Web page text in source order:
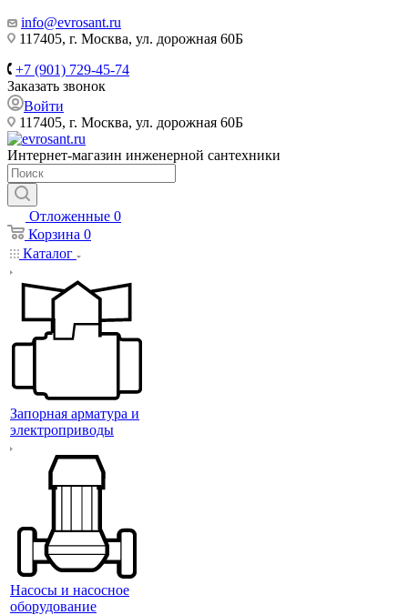
info@evrosant.ru
117405, г. Москва, ул. дорожная 60Б
+7 (901) 729-45-74
Заказать звонок
Войти
117405, г. Москва, ул. дорожная 60Б
Интернет-магазин инженерной сантехники
Отложенные 0
Корзина 0
Каталог
Запорная арматура и
электроприводы
Насосы и насосное
оборудование